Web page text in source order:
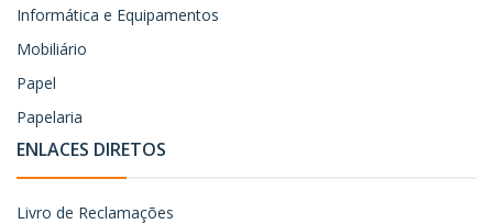
Informática e Equipamentos
Mobiliário
Papel
Papelaria
ENLACES DIRETOS
Livro de Reclamações